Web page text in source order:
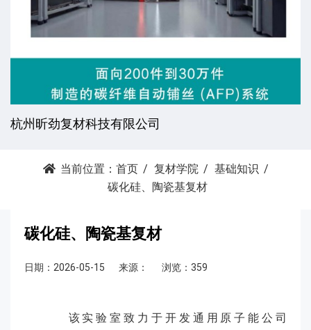
薪沄亿（常州）机械科技有限公司
当前位置： 首页 复材学院
基础知识
碳化硅、陶瓷基复材
碳化硅、陶瓷基复材
日期：2026-05-15 来源： 浏览：359
该实验室致力于开发通用原子能公司